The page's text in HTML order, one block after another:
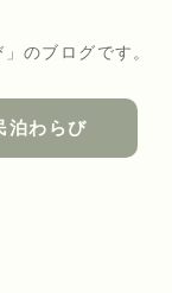
のブログです。
泊わらび